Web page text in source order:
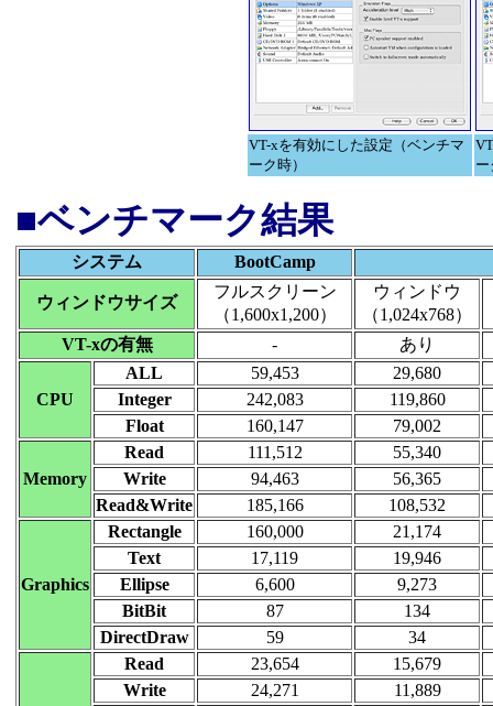
VT-xを有効にした設定（ベンチマ
ーク時）
ー
■ベンチマーク結果
システム BootCamp
ウィンドウサイズ
フルスクリーン
（1,600x1,200）
ウィンドウ
（1,024x768）
VT-xの有無
- あり
CPU
ALL 59,453
29,680
Integer
242,083
119,860
Float
160,147 79,002
Memory
Read 111,512
55,340
Write
94,463
56,365
Read&Write
185,166 108,532
Graphics
Rectangle 160,000
21,174
Text
17,119
19,946
Ellipse
6,600
9,273
BitBit
87
134
DirectDraw
59 34
Read 23,654
15,679
Write
24,271
11,889